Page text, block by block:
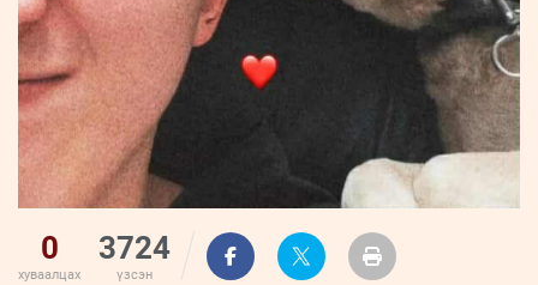
0
хуваалцах
3724
үзсэн